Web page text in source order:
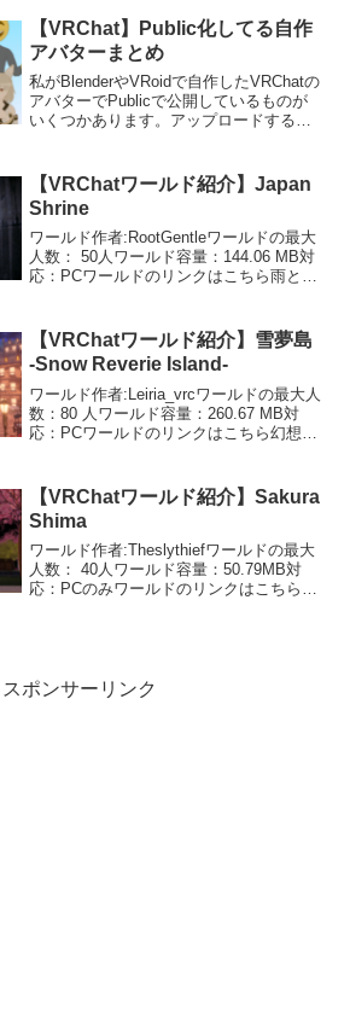
謎解きワールドです。ステージは全部で
5...
【VRChat】Public化してる自作
アバターまとめ
私がBlenderやVRoidで自作したVRChatの
アバターでPublicで公開しているものが
いくつかあります。アップロードする手
バターのURLをここに貼って...
【VRChatワールド紹介】Japan
Shrine
ワールド作者:RootGentleワールドの最大
人数： 50人ワールド容量：144.06 MB対
応：PCワールドのリンクはこちら雨と自
時の写真で...
【VRChatワールド紹介】雪夢島
-Snow Reverie Island-
ワールド作者:Leiria_vrcワールドの最大人
数：80 人ワールド容量：260.67 MB対
応：PCワールドのリンクはこちら幻想的
有名な（？）Leiria_vrcさ...
【VRChatワールド紹介】Sakura
Shima
ワールド作者:Theslythiefワールドの最大
人数： 40人ワールド容量：50.79MB対
応：PCのみワールドのリンクはこちら桜
スポンサーリンク